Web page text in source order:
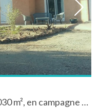
Villa tout confort avec jardin 1030 m², en campagne proche de Clermont-l'Hérault